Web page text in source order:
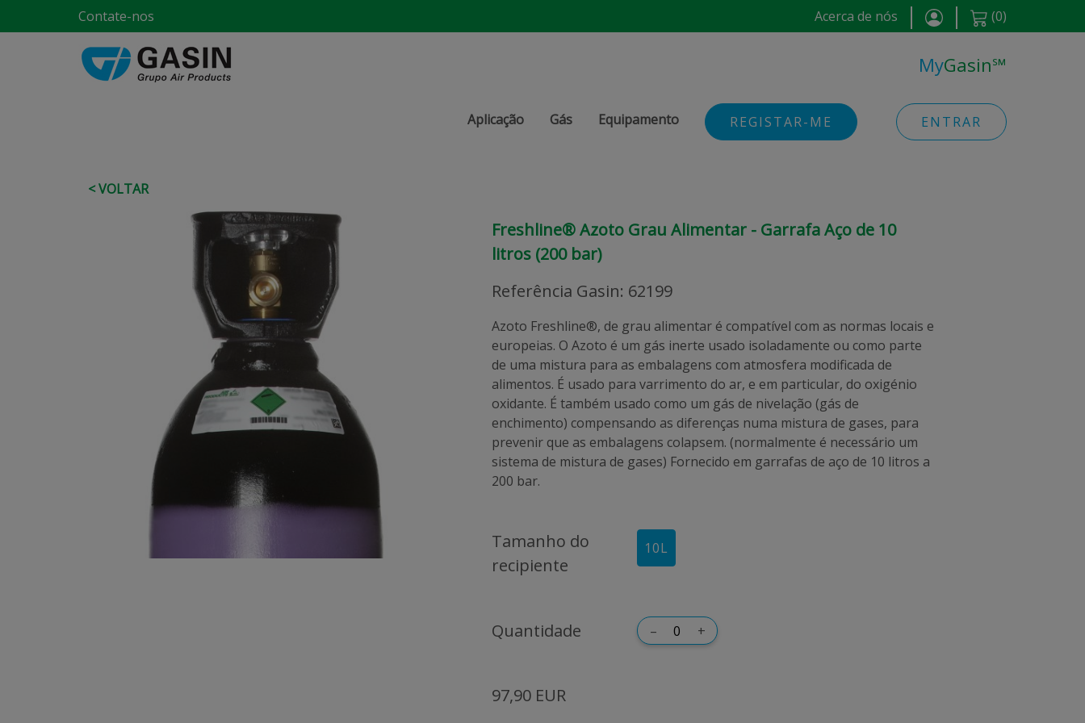
Contate-nos Acerca de nós (0)
MyGasin℠
Aplicação Gás Equipamento REGISTAR-ME ENTRAR
< VOLTAR
Freshline® Azoto Grau Alimentar - Garrafa Aço de 10
litros (200 bar)
Referência Gasin: 62199
Azoto Freshline®, de grau alimentar é compatível com as normas locais e
europeias. O Azoto é um gás inerte usado isoladamente ou como parte
de uma mistura para as embalagens com atmosfera modificada de
alimentos. É usado para varrimento do ar, e em particular, do oxigénio
oxidante. É também usado como um gás de nivelação (gás de
enchimento) compensando as diferenças numa mistura de gases, para
prevenir que as embalagens colapsem. (normalmente é necessário um
sistema de mistura de gases) Fornecido em garrafas de aço de 10 litros a
200 bar.
Tamanho do
recipiente
10L
Quantidade – +
97,90 EUR